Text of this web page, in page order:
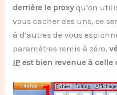
derrière le proxyqu’on
vous cacher des uns, ce
à d’autres de vous
paramètres remis à zéro,
IP est bien revenue à celle